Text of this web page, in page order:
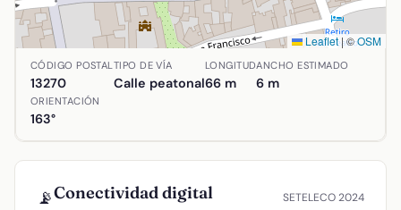
Leaflet|©OSM
Ubicación de Calle Capitán Parras en Almagro, Ciudad
CÓDIGO POSTAL
13270
TIPO DE VÍA
Calle peatonal
LONGITUD
66 m
ANCHO ESTIMADO
6 m
ORIENTACIÓN
163°
📡Conectividad digital SETELECO 2024